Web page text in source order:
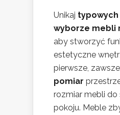
Unikaj typowych
wyborze mebli
aby stworzyć
estetyczne
pierwsze,
pomiar
rozmiar mebli do
pokoju. Meble